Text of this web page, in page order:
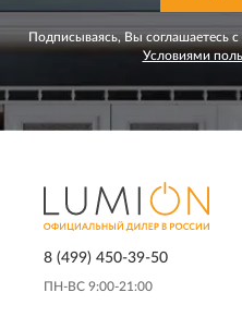
Подписываясь, Вы соглашаетесь с
Условиями
8 (499) 450-39-50
ПН-ВС 9:00-21:00